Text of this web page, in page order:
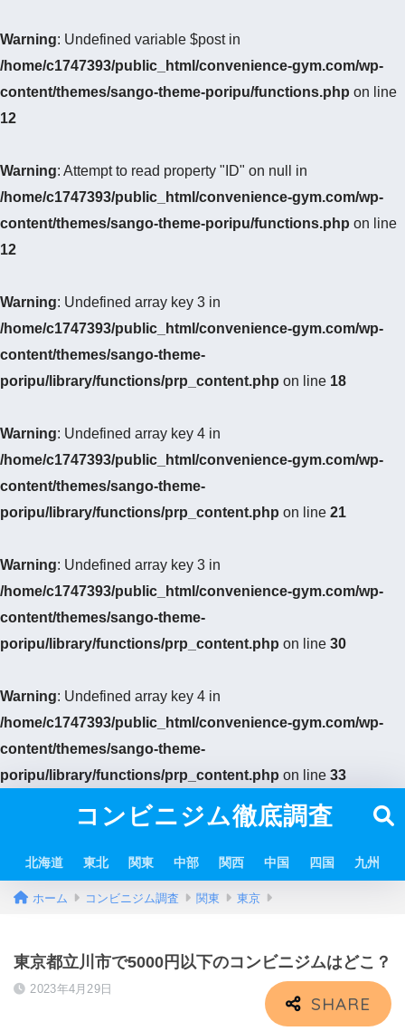
Warning: Undefined variable $post in
/home/c1747393/public_html/convenience-gym.com/wp-
content/themes/sango-theme-poripu/functions.php on line
12
Warning: Attempt to read property "ID" on null in
/home/c1747393/public_html/convenience-gym.com/wp-
content/themes/sango-theme-poripu/functions.php on line
12
Warning: Undefined array key 3 in
/home/c1747393/public_html/convenience-gym.com/wp-
content/themes/sango-theme-
poripu/library/functions/prp_content.php on line 18
Warning: Undefined array key 4 in
/home/c1747393/public_html/convenience-gym.com/wp-
content/themes/sango-theme-
poripu/library/functions/prp_content.php on line 21
Warning: Undefined array key 3 in
/home/c1747393/public_html/convenience-gym.com/wp-
content/themes/sango-theme-
poripu/library/functions/prp_content.php on line 30
Warning: Undefined array key 4 in
/home/c1747393/public_html/convenience-gym.com/wp-
content/themes/sango-theme-
poripu/library/functions/prp_content.php on line 33
コンビニジム徹底調査
北海道 東北 関東 中部 関西 中国 四国 九州
ホーム コンビニジム調査 関東 東京
東京都立川市で5000円以下のコンビニジムはどこ？
2023年4月29日